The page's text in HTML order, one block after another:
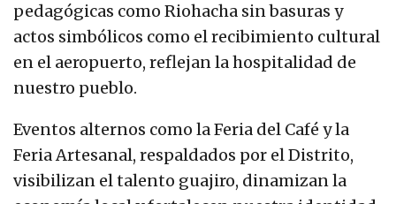
pedagógicas como Riohacha sin basuras y
actos simbólicos como el recibimiento cultural
en el aeropuerto, reflejan la hospitalidad de
nuestro pueblo.
Eventos alternos como la Feria del Café y la
Feria Artesanal, respaldados por el Distrito,
visibilizan el talento guajiro, dinamizan la